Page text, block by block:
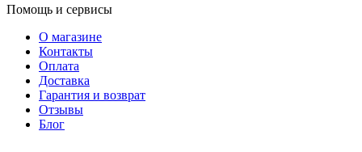
Помощь и сервисы
О магазине
Контакты
Оплата
Доставка
Гарантия и возврат
Отзывы
Блог